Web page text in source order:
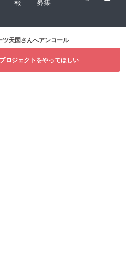
ツ天国さんへアンコール
ロジェクトをやってほしい